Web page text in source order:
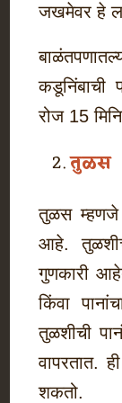
जखमेवर हे
कडूनिंबाची
रोज 15
तुळस
तुळस म्हणजे
आहे.
गुणकारी
किंवा
तुळशीची
वापरतात.
शकतो.